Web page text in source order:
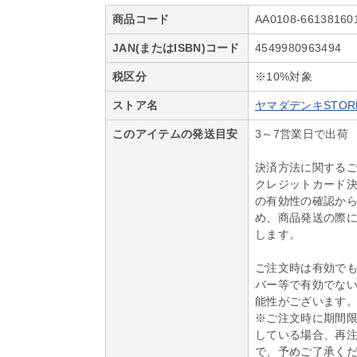
商品コード AA0108-
JAN(またはISBN)コード 4549980963494
税区分 ※10%対象
ストア名 ヤマダデンキ
このアイテムの発送目安 3～7営業日で出荷
決済方法に関する
クレジットカード
の有効性の確認か
め、商品発送の際
します。
ご注文時は有効で
バー等で有効でな
能性がございます
※ご注文時に期間
している場合、再
で、予めご了承く